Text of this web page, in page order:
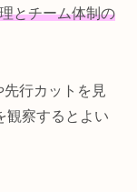
とチーム体制の
行カットを見
観察するとよい